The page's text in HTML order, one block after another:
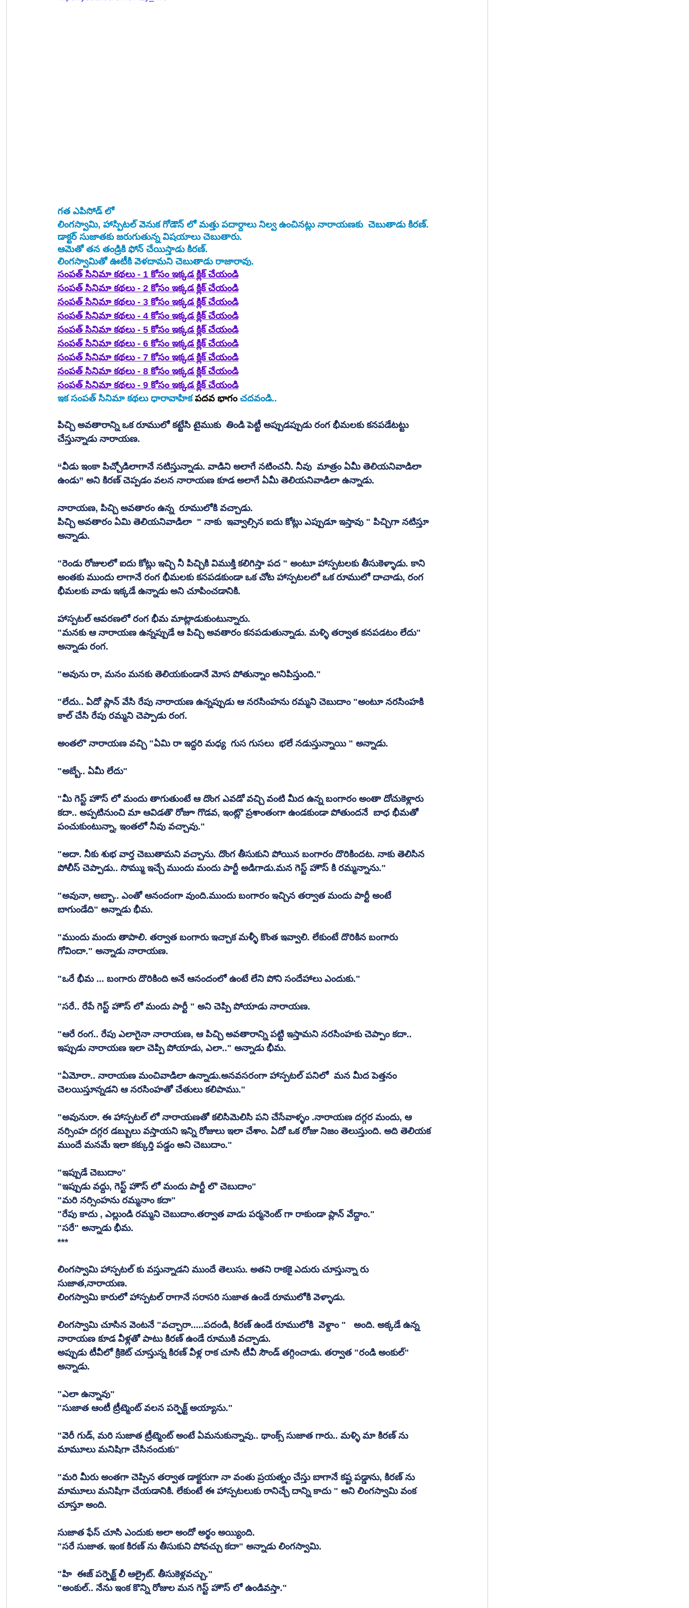
గత ఎపిసోడ్ లో
లింగస్వామి, హాస్పిటల్ వెనుక గోడౌన్ లో మత్తు పదార్దాలు నిల్వ ఉంచినట్లు నారాయణకు  చెబుతాడు కిరణ్.
డాక్టర్ సుజాతకు జరుగుతున్న విషయాలు చెబుతారు.
ఆమెతో తన తండ్రికి ఫోన్ చేయిస్తాడు కిరణ్.
లింగస్వామితో ఊటీకి వెళదామని చెబుతాడు రాజారావు.
సంపత్ సినిమా కథలు - 1 కోసం ఇక్కడ క్లిక్ చేయండి
సంపత్ సినిమా కథలు - 2 కోసం ఇక్కడ క్లిక్ చేయండి
సంపత్ సినిమా కథలు - 3 కోసం ఇక్కడ క్లిక్ చేయండి
సంపత్ సినిమా కథలు - 4 కోసం ఇక్కడ క్లిక్ చేయండి
సంపత్ సినిమా కథలు - 5 కోసం ఇక్కడ క్లిక్ చేయండి
సంపత్ సినిమా కథలు - 6 కోసం ఇక్కడ క్లిక్ చేయండి
సంపత్ సినిమా కథలు - 7 కోసం ఇక్కడ క్లిక్ చేయండి
సంపత్ సినిమా కథలు - 8 కోసం ఇక్కడ క్లిక్ చేయండి
సంపత్ సినిమా కథలు - 9 కోసం ఇక్కడ క్లిక్ చేయండి
ఇక సంపత్ సినిమా కథలు ధారావాహిక పదవ భాగం చదవండి..
పిచ్చి అవతారాన్ని ఒక రూములో కట్టేసి టైముకు  తిండి పెట్టీ అప్పుడప్పుడు రంగ భీమలకు కనపడేటట్టు
చేస్తున్నాడు నారాయణ.
“వీడు ఇంకా పిచ్చోడిలాగానే నటిస్తున్నాడు. వాడిని అలాగే నటించనీ. నీవు  మాత్రం ఏమీ తెలియనివాడిలా
ఉండు” అని కిరణ్ చెప్పడం వలన నారాయణ కూడ అలాగే ఏమీ తెలియనివాడిలా ఉన్నాడు.
నారాయణ, పిచ్చి అవతారం ఉన్న  రూములోకి వచ్చాడు.
పిచ్చి అవతారం ఏమి తెలియనివాడిలా  " నాకు  ఇవ్వాల్సిన ఐదు కోట్లు ఎప్పుడూ ఇస్తావు " పిచ్చిగా నటిస్తూ
అన్నాడు.
"రెండు రోజులలో ఐదు కోట్లు ఇచ్చి నీ పిచ్చికి విముక్తి కలిగిస్తా పద " అంటూ హాస్పటలకు తీసుకెళ్ళాడు. కాని
అంతకు ముందు లాగానే రంగ భీమలకు కనపడకుండా ఒక చోట హాస్పటలలో ఒక రూములో దాచాడు, రంగ
భీమలకు వాడు ఇక్కడే ఉన్నాడు అని చూపించడానికి.
హాస్పటల్ ఆవరణలో రంగ భీమ మాట్లాడుకుంటున్నారు.
"మనకు ఆ నారాయణ ఉన్నప్పుడే ఆ పిచ్చి అవతారం కనపడుతున్నాడు. మళ్ళి తర్వాత కనపడటం లేదు"
అన్నాడు రంగ.
"అవును రా, మనం మనకు తెలియకుండానే మోస పోతున్నాం అనిపిస్తుంది."
"లేదు.. ఏదో ప్లాన్ వేసి రేపు నారాయణ ఉన్నప్పుడు ఆ నరసింహను రమ్మని చెబుదాం "అంటూ నరసింహకి
కాల్ చేసి రేపు రమ్మని చెప్పాడు రంగ.
అంతలొ నారాయణ వచ్చి "ఏమి రా ఇద్దరి మధ్య  గుస గుసలు  భలే నడుస్తున్నాయి " అన్నాడు.
"అబ్బే.. ఏమీ లేదు"
"మీ గెస్ట్ హౌస్ లో మందు తాగుతుంటే ఆ దొంగ ఎవడో వచ్చి వంటి మీద ఉన్న బంగారం అంతా దోచుకెళ్లారు
కదా.. అప్పటినుంచి మా ఆవిడతొ రోజూ గొడవ, ఇంట్లొ ప్రశాంతంగా ఉండకుండా పోతుందనే  బాధ భీమతో
పంచుకుంటున్నా, ఇంతలో నీవు వచ్చావు."
"అదా. నీకు శుభ వార్త చెబుతామని వచ్చాను. దొంగ తీసుకుని పోయిన బంగారం దొరికిందట. నాకు తెలిసిన
పోలీస్ చెప్పాడు.. సొమ్ము ఇచ్చే ముందు మందు పార్టీ అడిగాడు.మన గెస్ట్ హౌస్ కి రమ్మన్నాను."
"అవునా, అబ్బా.. ఎంతో ఆనందంగా వుంది.ముందు బంగారం ఇచ్చిన తర్వాత మందు పార్టీ అంటే
బాగుండేది" అన్నాడు భీమ.
"ముందు మందు తాపాలి. తర్వాత బంగారు ఇచ్చాక మళ్ళీ కొంత ఇవ్వాలి. లేకుంటే దొరికిన బంగారు
గోవిందా." అన్నాడు నారాయణ.
"ఒరే భీమ ... బంగారు దొరికింది అనే ఆనందంలో ఉంటే లేని పోని సందేహాలు ఎందుకు."
"సరే.. రేపే గెస్ట్ హౌస్ లో మందు పార్టీ " అని చెప్పి పోయాడు నారాయణ.
"ఆరే రంగ.. రేపు ఎలాగైనా నారాయణ, ఆ పిచ్చి అవతారాన్ని పట్టి ఇస్తామని నరసింహకు చెప్పాం కదా..
ఇప్పుడు నారాయణ ఇలా చెప్పి పోయాడు, ఎలా.." అన్నాడు భీమ.
"ఏమోరా.. నారాయణ మంచివాడిలా ఉన్నాడు.అనవసరంగా హాస్పటల్ పనిలో  మన మీద పెత్తనం
చెలయిస్తూన్నడని ఆ నరసింహతో చేతులు కలిపాము."
"అవునురా. ఈ హాస్పటల్ లో నారాయణతో కలిసిమెలిసి పని చేసేవాళ్ళం .నారాయణ దగ్గర మందు, ఆ
నర్సింహ దగ్గర డబ్బులు వస్తాయని ఇన్ని రోజులు ఇలా చేశాం. ఏదో ఒక రోజు నిజం తెలుస్తుంది. అది తెలియక
ముందే మనమే ఇలా కక్కుర్తి పడ్డం అని చెబుదాం."
"ఇప్పుడే చెబుదాం"
"ఇప్పుడు వద్దు, గెస్ట్ హౌస్ లో మందు పార్టీ లొ చెబుదాం"
"మరి నర్సింహను రమ్మనాం కదా"
"రేపు కాదు , ఎల్లుండి రమ్మని చెబుదాం.తర్వాత వాడు పర్మనెంట్ గా రాకుండా ప్లాన్ వేద్దాం."
"సరే" అన్నాడు భీమ.
***
లింగస్వామి హాస్పటల్ కు వస్తున్నాడని ముందే తెలుసు. అతని రాకకై ఎదురు చూస్తున్నా రు
సుజాత,నారాయణ.
లింగస్వామి కారులో హాస్పటల్ రాగానే సరాసరి సుజాత ఉండే రూములోకి వెళ్ళాడు.
లింగస్వామి చూసిన వెంటనే "వచ్చారా.....పదండి, కిరణ్ ఉండే రూములోకి  వెళ్దాం "   అంది. అక్కడే ఉన్న
నారాయణ కూడ వీళ్లతో పాటు కిరణ్ ఉండే రూముకి వచ్చాడు.
అప్పుడు టీవీలో క్రికెట్ చూస్తున్న కిరణ్ వీళ్ల రాక చూసి టీవీ సౌండ్ తగ్గించాడు. తర్వాత "రండి అంకుల్"
అన్నాడు.
"ఎలా ఉన్నావు"
"సుజాత ఆంటీ ట్రీట్మెంట్ వలన పర్ఫెక్ట్ అయ్యాను."
"వెరీ గుడ్, మరి సుజాత ట్రీట్మెంట్ అంటే ఏమనుకున్నావు.. థాంక్స్ సుజాత గారు.. మళ్ళి మా కిరణ్ ను
మామూలు మనిషిగా చేసినందుకు"
"మరి మీరు అంతగా చెప్పిన తర్వాత డాక్టరుగా నా వంతు ప్రయత్నం చేస్తు బాగానే కష్ట పడ్డాను, కిరణ్ ను
మామూలు మనిషిగా చేయడానికి. లేకుంటే ఈ హాస్పటలుకు రానిచ్చే దాన్ని కాదు " అని లింగస్వామి వంక
చూస్తూ అంది.
సుజాత ఫేస్ చూసి ఎందుకు అలా అందో అర్థం అయ్యింది.
"సరే సుజాత. ఇంక కిరణ్ ను తీసుకుని పోవచ్చు కదా" అన్నాడు లింగస్వామి.
"హి  ఈజ్ పర్ఫెక్ట్ లీ ఆల్రైట్. తీసుకెళ్లవచ్చు."
"అంకుల్.. నేను ఇంక కొన్ని రోజుల మన గెస్ట్ హౌస్ లో ఉండివస్తా."